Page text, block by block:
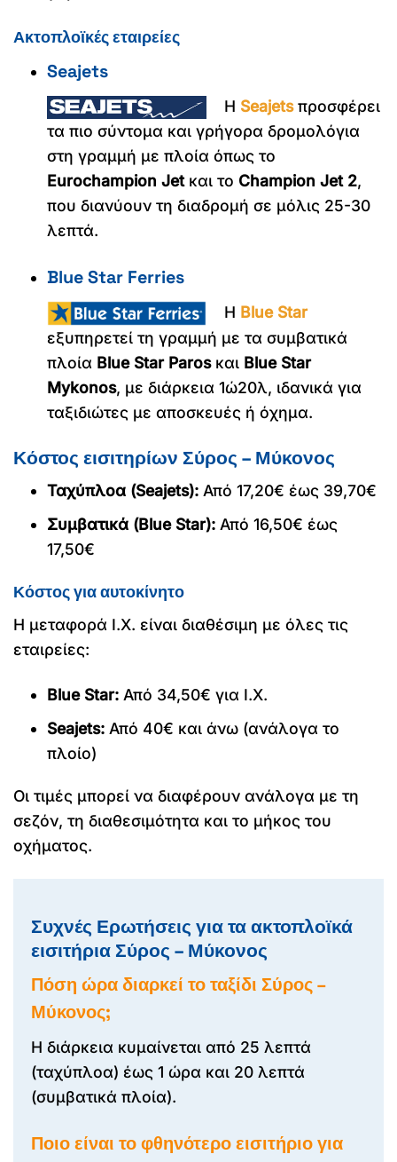
Ακτοπλοϊκές εταιρείες
Seajets
Η Seajetsπροσφέρει
τα πιο σύντομα και γρήγορα δρομολόγια
στη γραμμή με πλοία όπως το
Eurochampion Jetκαι το Champion Jet 2,
που διανύουν τη διαδρομή σε μόλις 25-30
λεπτά.
Blue Star Ferries
Η Blue Star
εξυπηρετεί τη γραμμή με τα συμβατικά
πλοία Blue Star Parosκαι Blue Star
Mykonos, με διάρκεια 1ώ20λ, ιδανικά για
ταξιδιώτες με αποσκευές ή όχημα.
Κόστος εισιτηρίων Σύρος – Μύκονος
Ταχύπλοα (Seajets):Από 17,20€ έως 39,70€
Συμβατικά (Blue Star):Από 16,50€ έως
17,50€
Κόστος για αυτοκίνητο
Η μεταφορά Ι.Χ. είναι διαθέσιμη με όλες τις
εταιρείες:
Blue Star:Από 34,50€ για Ι.Χ.
Seajets:Από 40€ και άνω (ανάλογα το
πλοίο)
Οι τιμές μπορεί να διαφέρουν ανάλογα με τη
σεζόν, τη διαθεσιμότητα και το μήκος του
οχήματος.
Συχνές Ερωτήσεις για τα ακτοπλοϊκά
εισιτήρια Σύρος – Μύκονος
Πόση ώρα διαρκεί το ταξίδι Σύρος –
Μύκονος;
Η διάρκεια κυμαίνεται από 25 λεπτά
(ταχύπλοα) έως 1 ώρα και 20 λεπτά
(συμβατικά πλοία).
Ποιο είναι το φθηνότερο εισιτήριο για